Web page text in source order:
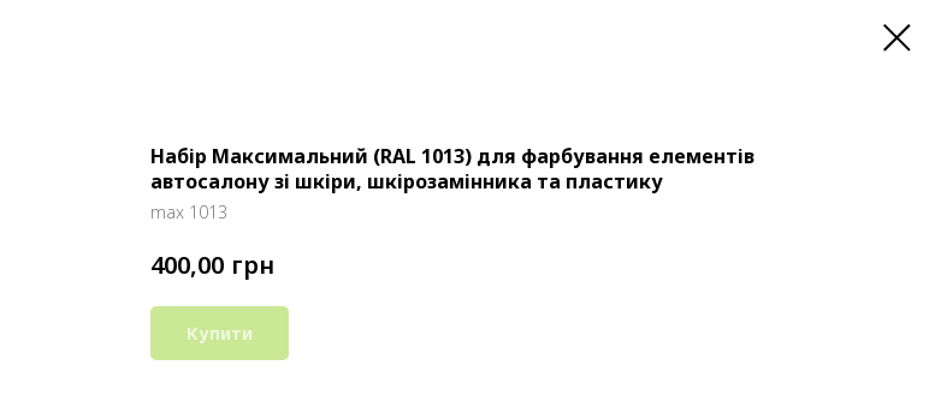
Набір Максимальний (RAL 1013) для фарбування елементів
автосалону зі шкіри, шкірозамінника та пластику
max 1013
400,00 грн
Купити